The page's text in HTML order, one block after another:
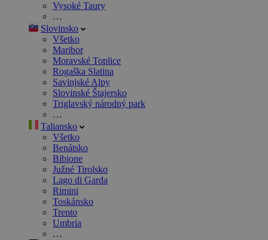
Vysoké Taury
…
Slovinsko
Všetko
Maribor
Moravské Toplice
Rogaška Slatina
Savinjské Alpy
Slovinské Štajersko
Triglavský národný park
…
Taliansko
Všetko
Benátsko
Bibione
Južné Tirolsko
Lago di Garda
Rimini
Toskánsko
Trento
Umbria
…